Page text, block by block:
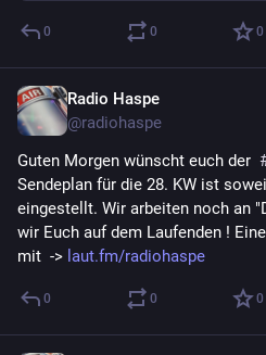
0 0 0
Radio Haspe
@radiohaspe
Guten Morgen wünscht euch der
Sendeplan für die 28. KW ist
eingestellt. Wir arbeiten noch an
wir Euch auf dem Laufenden !
mit  -> laut.fm/radiohaspe
0 0 0